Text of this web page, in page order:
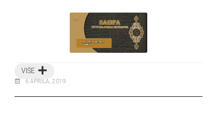
VIŠE
6 APRILA, 2019